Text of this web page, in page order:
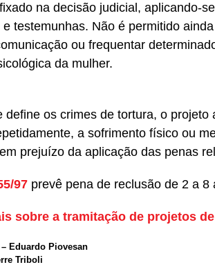
na decisão judicial, aplicando-
testemunhas. Não é permitido
ou frequentar
da mulher.
define os crimes de tortura, o
a sofrimento físico ou
prejuízo da aplicação das penas
97 prevê pena de reclusão de 2 a
sobre a tramitação de projetos
Eduardo Piovesan
Triboli